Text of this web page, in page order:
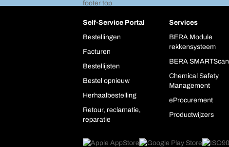
Self-Service Portal
Bestellingen
Facturen
Bestellijsten
Bestel opnieuw
Herhaalbestelling
Retour, reclamatie,
reparatie
Services
BERA Module
rekkensysteem
BERA SMARTScan
Chemical Safety
Management
eProcurement
Productwijzers